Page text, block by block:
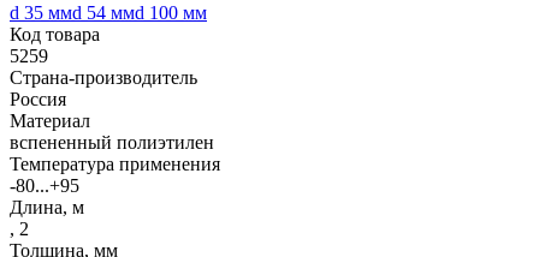
d 35 ммd 54 ммd 100 мм
Код товара
5259
Страна-производитель
Россия
Материал
вспененный полиэтилен
Температура применения
-80...+95
Длина, м
, 2
Толщина, мм